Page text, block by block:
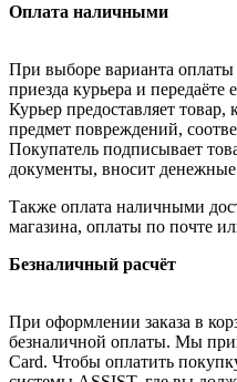
Оплата наличными
При выборе варианта
приезда курьера и передаёте
Курьер предоставляет
предмет повреждений,
Покупатель подписывает
документы, вносит денежные
Также оплата наличными
магазина, оплаты по почте
Безналичный расчёт
При оформлении заказа в
безналичной оплаты. Мы
Card. Чтобы оплатить